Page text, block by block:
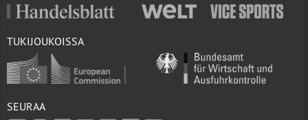
TUKIJOUKOISSA
SEURAA